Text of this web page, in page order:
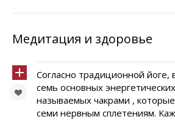
Медитация и здоровье
Согласно традиционной йоге,
семь основных
называемых чакрами ,
семи нервным сплетениям.